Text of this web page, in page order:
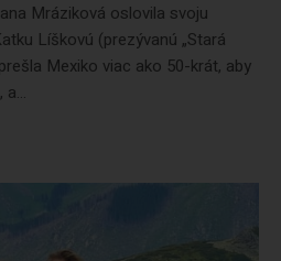
Mráziková oslovila svoju
Líškovú (prezývanú „Stará
Mexiko viac ako 50-krát, aby